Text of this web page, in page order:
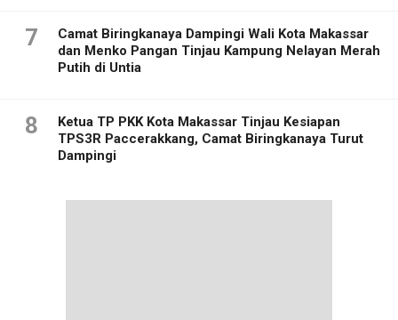
7
Camat Biringkanaya Dampingi Wali Kota Makassar
dan Menko Pangan Tinjau Kampung Nelayan Merah
Putih di Untia
8
Ketua TP PKK Kota Makassar Tinjau Kesiapan
TPS3R Paccerakkang, Camat Biringkanaya Turut
Dampingi